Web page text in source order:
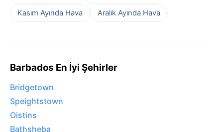
Kasım Ayında Hava
Aralık Ayında Hava
Barbados En İyi Şehirler
Bridgetown
Speightstown
Oistins
Bathsheba